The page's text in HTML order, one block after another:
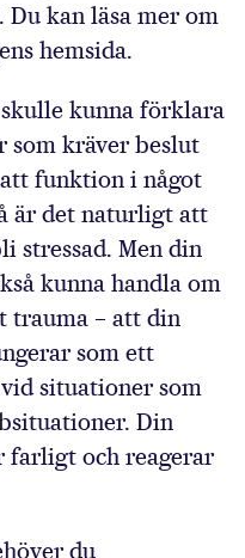
kan läsa mer om
hemsida.
kunna förklara
som kräver beslut
funktion i något
är det naturligt att
stressad. Men din
kunna handla om
trauma – att din
som ett
situationer som
Din
farligt och reagerar
du